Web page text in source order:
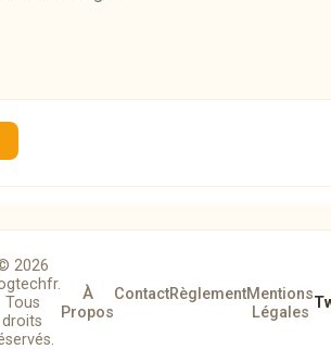
2026
Tous
droits
À
Propos
ContactRèglementMentions
Légales